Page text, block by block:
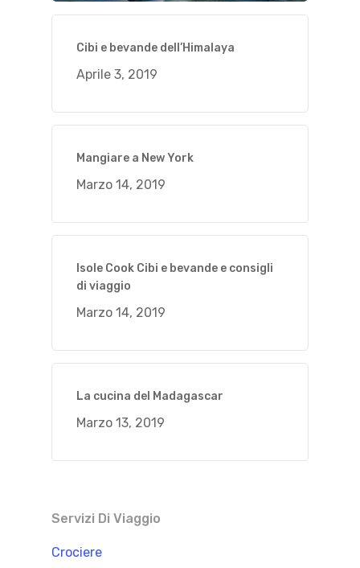
Cibi e bevande dell’Himalaya
Aprile 3, 2019
Mangiare a New York
Marzo 14, 2019
Isole Cook Cibi e bevande e consigli
di viaggio
Marzo 14, 2019
La cucina del Madagascar
Marzo 13, 2019
Servizi Di Viaggio
Crociere